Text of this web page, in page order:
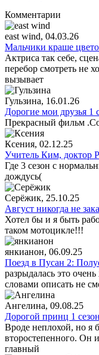
Комментарии
east wind, 04.03.26
Мальчики краше
Актриса так себе,
перебор смотреть не
вызывает
Гульзина, 16.01.26
Дорогие мои друзья 1
Прекрасный фильм
Ксения, 02.12.25
Учитель Ким, доктор
Где 3 сезон с
дождусь(
Серёжик, 25.10.25
Август никогда не
Хотел бы и я быть
таком мотоцикле!!!
янкианон, 06.09.25
Поезд в Пусан 2:
разрыдалась это
словами описать не
Ангелина, 09.08.25
Дорогой принц 1
Вроде неплохой, но я
второстепенного. Он
главный